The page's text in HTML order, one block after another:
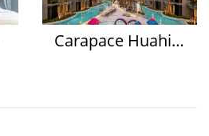
Carapace Huahin - Khaotao